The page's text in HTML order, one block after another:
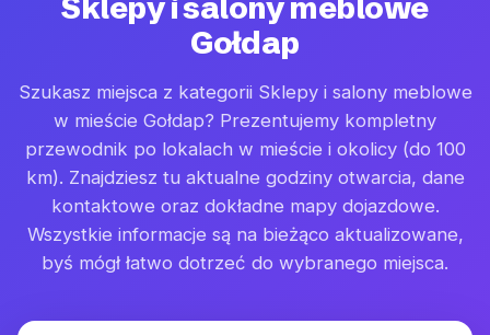
Gołdap
Szukasz miejsca z kategorii Sklepy i salony meblowe
w mieście Gołdap? Prezentujemy kompletny
przewodnik po lokalach w mieście i okolicy (do 100
km). Znajdziesz tu aktualne godziny otwarcia, dane
kontaktowe oraz dokładne mapy dojazdowe.
Wszystkie informacje są na bieżąco aktualizowane,
byś mógł łatwo dotrzeć do wybranego miejsca.